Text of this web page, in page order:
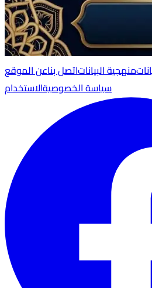
عن الموقعاتصل بنامنهجية البيانات
الاستخدامسياسة الخصوصية